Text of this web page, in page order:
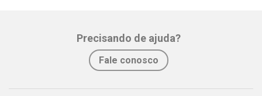
Precisando de ajuda?
Fale conosco